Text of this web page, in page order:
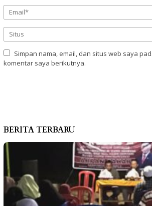
Simpan nama, email, dan situs web saya
komentar saya berikutnya.
BERITA TERBARU